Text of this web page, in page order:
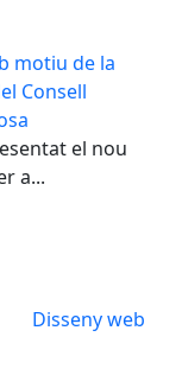
motiu de la
Consell
el nou
a...
Disseny web